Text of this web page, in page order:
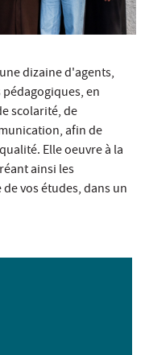
dizaine d'agents,
en
scolarité, de
afin de
Elle oeuvre à la
ainsi les
vos études, dans un